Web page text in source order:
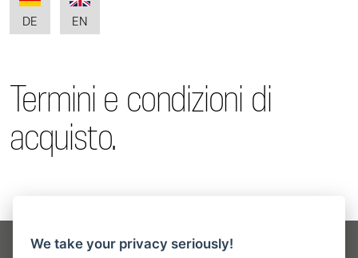
DE EN
Termini e condizioni di
acquisto.
We take your privacy seriously!